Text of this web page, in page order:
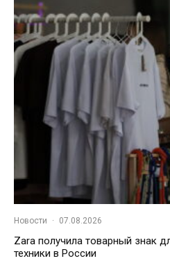
Новости · 07.08.2026
Zara получила товарный знак
техники в России